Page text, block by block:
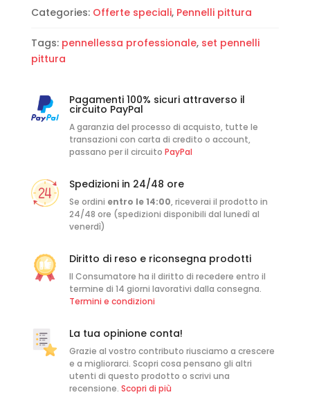
Categories: Offerte speciali, Pennelli pittura
Tags: pennellessa professionale, set pennelli
pittura
Pagamenti 100% sicuri attraverso il
circuito PayPal
A garanzia del processo di acquisto, tutte le
transazioni con carta di credito o account,
passano per il circuito PayPal
Spedizioni in 24/48 ore
Se ordini entro le 14:00, riceverai il prodotto in
24/48 ore (spedizioni disponibili dal lunedì al
venerdì)
Diritto di reso e riconsegna prodotti
Il Consumatore ha il diritto di recedere entro il
termine di 14 giorni lavorativi dalla consegna.
Termini e condizioni
La tua opinione conta!
Grazie al vostro contributo riusciamo a crescere
e a migliorarci. Scopri cosa pensano gli altri
utenti di questo prodotto o scrivi una
recensione. Scopri di più